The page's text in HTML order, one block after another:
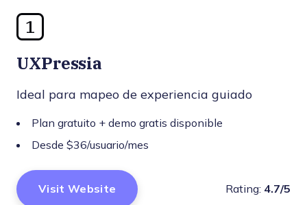
1
UXPressia
Ideal para mapeo de experiencia guiado
Plan gratuito + demo gratis disponible
Desde $36/usuario/mes
Visit Website Rating: 4.7/5